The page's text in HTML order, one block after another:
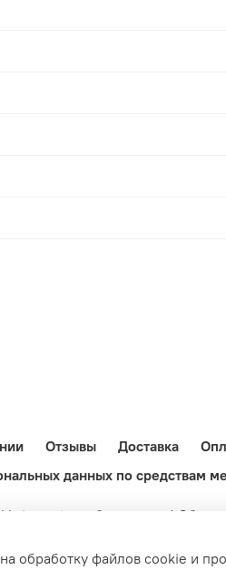
Отзывы Доставка
данных по средствам
import.ru обязательна!
обработку файлов cookie и